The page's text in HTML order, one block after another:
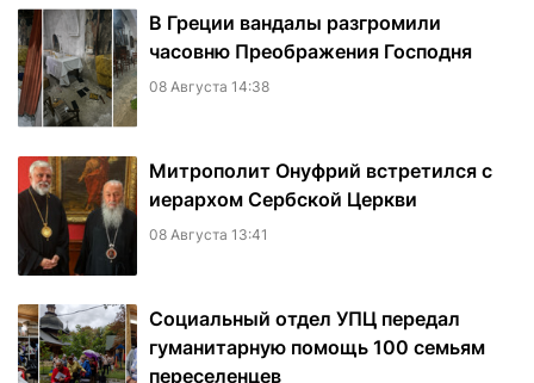
В Греции вандалы разгромили
часовню Преображения Господня
08 Августа 14:38
Митрополит Онуфрий встретился с
иерархом Сербской Церкви
08 Августа 13:41
Социальный отдел УПЦ передал
гуманитарную помощь 100 семьям
переселенцев